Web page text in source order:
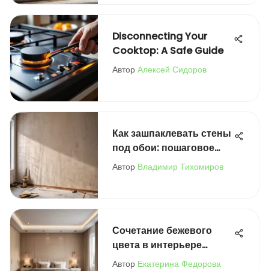
Disconnecting Your
Cooktop: A Safe Guide
Автор Алексей Сидоров
Как зашпаклевать стены
под обои: пошаговое
руководство
Автор Владимир Тихомиров
Сочетание бежевого
цвета в интерьере
спальни
Автор Екатерина Федорова